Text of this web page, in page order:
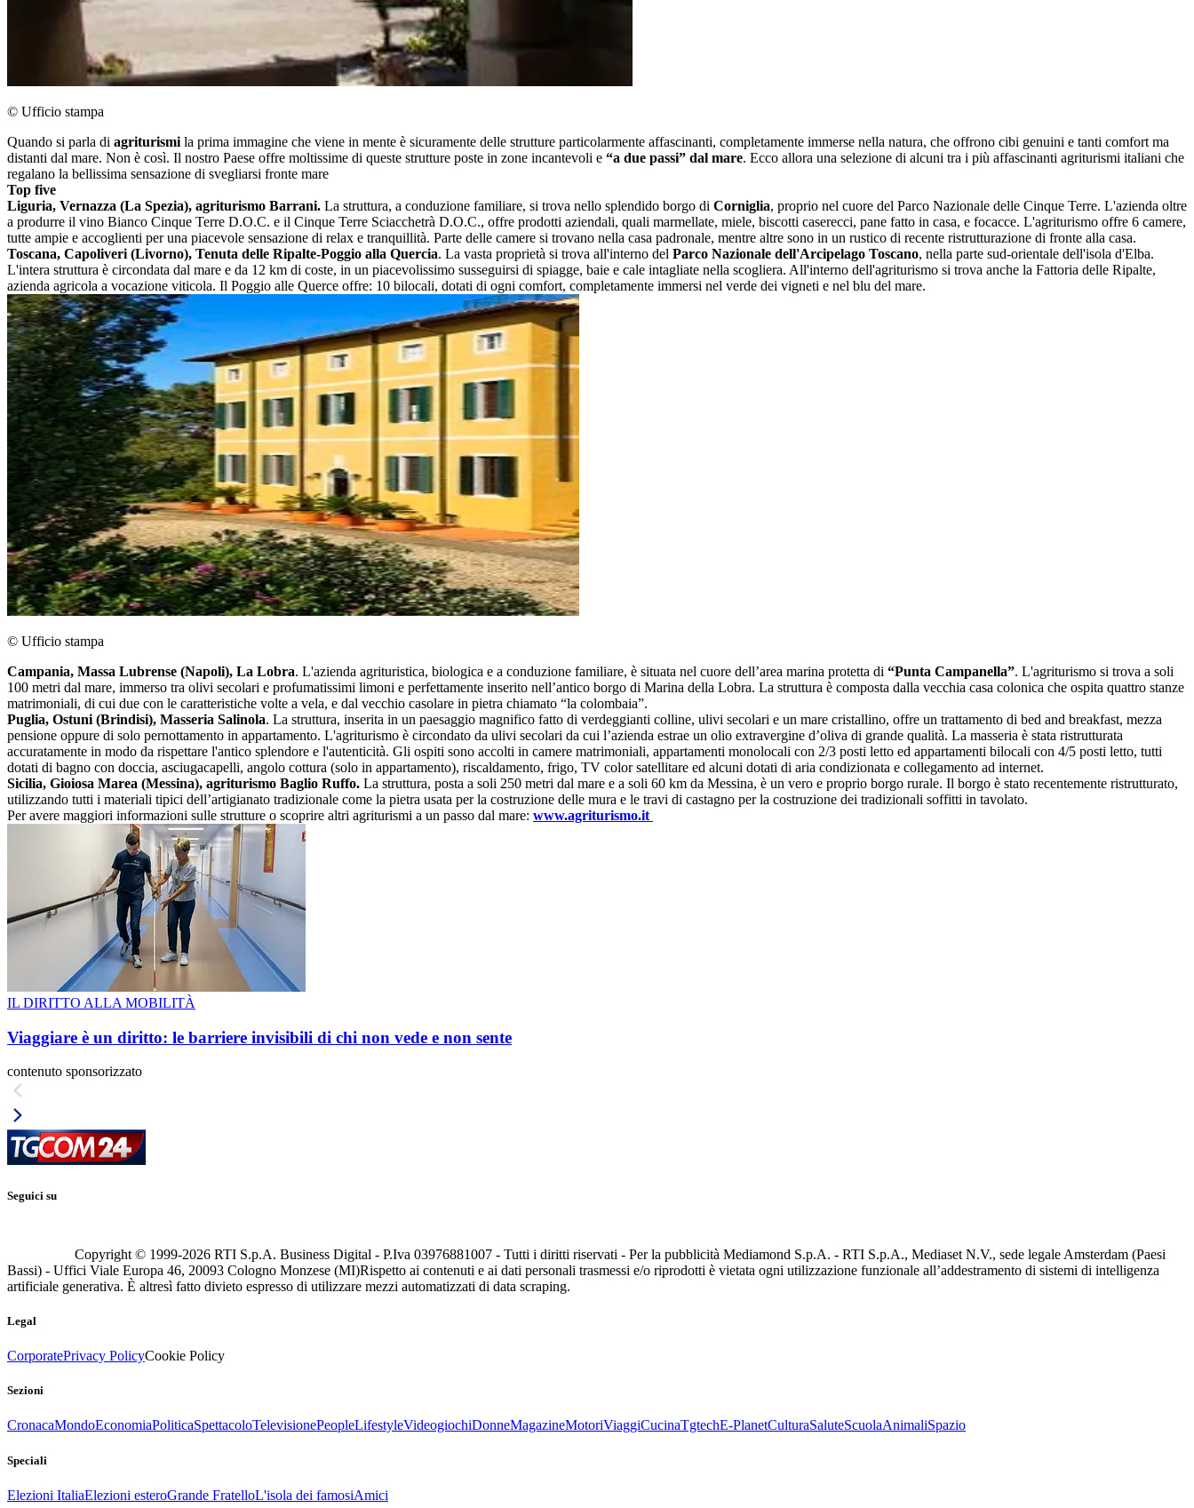
© Ufficio stampa
Quando si parla di agriturismi la prima immagine che viene in mente è sicuramente delle strutture particolarmente affascinanti, completamente immerse nella natura, che offrono cibi genuini e tanti comfort ma
distanti dal mare. Non è così. Il nostro Paese offre moltissime di queste strutture poste in zone incantevoli e “a due passi” dal mare. Ecco allora una selezione di alcuni tra i più affascinanti agriturismi italiani che
regalano la bellissima sensazione di svegliarsi fronte mare
Top five
Liguria, Vernazza (La Spezia), agriturismo Barrani. La struttura, a conduzione familiare, si trova nello splendido borgo di Corniglia, proprio nel cuore del Parco Nazionale delle Cinque Terre. L'azienda oltre
a produrre il vino Bianco Cinque Terre D.O.C. e il Cinque Terre Sciacchetrà D.O.C., offre prodotti aziendali, quali marmellate, miele, biscotti caserecci, pane fatto in casa, e focacce. L'agriturismo offre 6 camere,
tutte ampie e accoglienti per una piacevole sensazione di relax e tranquillità. Parte delle camere si trovano nella casa padronale, mentre altre sono in un rustico di recente ristrutturazione di fronte alla casa.
Toscana, Capoliveri (Livorno), Tenuta delle Ripalte-Poggio alla Quercia. La vasta proprietà si trova all'interno del Parco Nazionale dell'Arcipelago Toscano, nella parte sud-orientale dell'isola d'Elba.
L'intera struttura è circondata dal mare e da 12 km di coste, in un piacevolissimo susseguirsi di spiagge, baie e cale intagliate nella scogliera. All'interno dell'agriturismo si trova anche la Fattoria delle Ripalte,
azienda agricola a vocazione viticola. Il Poggio alle Querce offre: 10 bilocali, dotati di ogni comfort, completamente immersi nel verde dei vigneti e nel blu del mare.
© Ufficio stampa
Campania, Massa Lubrense (Napoli), La Lobra. L'azienda agrituristica, biologica e a conduzione familiare, è situata nel cuore dell’area marina protetta di “Punta Campanella”. L'agriturismo si trova a soli
100 metri dal mare, immerso tra olivi secolari e profumatissimi limoni e perfettamente inserito nell’antico borgo di Marina della Lobra. La struttura è composta dalla vecchia casa colonica che ospita quattro stanze
matrimoniali, di cui due con le caratteristiche volte a vela, e dal vecchio casolare in pietra chiamato “la colombaia”.
Puglia, Ostuni (Brindisi), Masseria Salinola. La struttura, inserita in un paesaggio magnifico fatto di verdeggianti colline, ulivi secolari e un mare cristallino, offre un trattamento di bed and breakfast, mezza
pensione oppure di solo pernottamento in appartamento. L'agriturismo è circondato da ulivi secolari da cui l’azienda estrae un olio extravergine d’oliva di grande qualità. La masseria è stata ristrutturata
accuratamente in modo da rispettare l'antico splendore e l'autenticità. Gli ospiti sono accolti in camere matrimoniali, appartamenti monolocali con 2/3 posti letto ed appartamenti bilocali con 4/5 posti letto, tutti
dotati di bagno con doccia, asciugacapelli, angolo cottura (solo in appartamento), riscaldamento, frigo, TV color satellitare ed alcuni dotati di aria condizionata e collegamento ad internet.
Sicilia, Gioiosa Marea (Messina), agriturismo Baglio Ruffo. La struttura, posta a soli 250 metri dal mare e a soli 60 km da Messina, è un vero e proprio borgo rurale. Il borgo è stato recentemente ristrutturato,
utilizzando tutti i materiali tipici dell’artigianato tradizionale come la pietra usata per la costruzione delle mura e le travi di castagno per la costruzione dei tradizionali soffitti in tavolato.
Per avere maggiori informazioni sulle strutture o scoprire altri agriturismi a un passo dal mare: www.agriturismo.it
IL DIRITTO ALLA MOBILITÀ
Viaggiare è un diritto: le barriere invisibili di chi non vede e non sente
contenuto sponsorizzato
Seguici su
Copyright © 1999-2026 RTI S.p.A. Business Digital - P.Iva 03976881007 - Tutti i diritti riservati - Per la pubblicità Mediamond S.p.A. - RTI S.p.A., Mediaset N.V., sede legale Amsterdam (Paesi
Bassi) - Uffici Viale Europa 46, 20093 Cologno Monzese (MI)Rispetto ai contenuti e ai dati personali trasmessi e/o riprodotti è vietata ogni utilizzazione funzionale all’addestramento di sistemi di intelligenza
artificiale generativa. È altresì fatto divieto espresso di utilizzare mezzi automatizzati di data scraping.
Legal
CorporatePrivacy PolicyCookie Policy
Sezioni
CronacaMondoEconomiaPoliticaSpettacoloTelevisionePeopleLifestyleVideogiochiDonneMagazineMotoriViaggiCucinaTgtechE-PlanetCulturaSaluteScuolaAnimaliSpazio
Speciali
Elezioni ItaliaElezioni esteroGrande FratelloL'isola dei famosiAmici